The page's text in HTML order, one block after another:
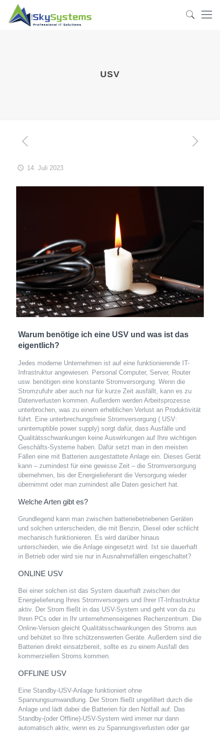
USV
14. Juli 2023
Warum benötige ich eine USV und was ist das
eigentlich?
Jedes moderne Unternehmen ist auf eine funktionierende IT-
Infrastruktur angewiesen. Personal Computer, Server, Router
usw. benötigen eine konstante Stromversorgung. Wenn die
Stromzufuhr aber auch nur für kurze Zeit ausfällt, kann es zu
Datenverlusten kommen. Außerdem werden Arbeitsprozesse
unterbrochen, was zu einem erheblichen Verlust an Produktivität
führt. Eine unterbrechungsfreie Stromversorgung ( USV:
uninterruptible power supply) sorgt dafür, dass Ausfälle und
Qualitätsschwankungen keine Auswirkungen auf Ihre wichtigen
Geschäfts-Systeme haben. Dafür setzt man in den meisten
Fällen eine mit Batterien ausgestattete Anlage ein. Dieses Gerät
kann – zumindest für eine gewisse Zeit – die Stromversorgung
übernehmen, bis der Energielieferant die Versorgung wieder
übernimmt oder man zumindest alle Daten gesichert hat.
Welche Arten gibt es?
Grundlegend kann man zwischen batteriebetriebenen Geräten
und solchen unterscheiden, die mit Benzin, Diesel oder schlicht
mechanisch funktionieren. Es wird darüber hinaus
unterschieden, wie die Anlage eingesetzt wird. Ist sie dauerhaft
in Betrieb oder wird sie nur in Ausnahmefällen eingeschaltet?
ONLINE USV
Bei einer solchen ist das System dauerhaft zwischen der
Energielieferung Ihres Stromversorgers und Ihrer IT-Infrastruktur
aktiv. Der Strom fließt in das USV-System und geht von da zu
Ihren PCs oder in Ihr unternehmenseigenes Rechenzentrum. Die
Online-Version gleicht Qualitätsschwankungen des Stroms aus
und behütet so Ihre schützenswerten Geräte. Außerdem sind die
Batterien direkt einsatzbereit, sollte es zu einem Ausfall des
kommerziellen Stroms kommen.
OFFLINE USV
Eine Standby-USV-Anlage funktioniert ohne
Spannungsumwandlung. Der Strom fließt ungefiltert durch die
Anlage und lädt dabei die Batterien für den Notfall auf. Das
Standby-(oder Offline)-USV-System wird immer nur dann
automatisch aktiv, wenn es zu Spannungsverlusten oder gar